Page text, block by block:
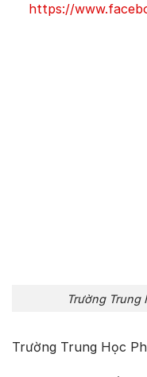
https://
Trường Trung
Trường Trung Học